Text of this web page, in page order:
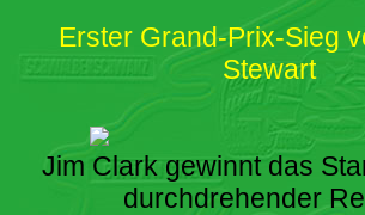
Erster Grand-Prix-Sieg
Stewart
Jim Clark gewinnt das
durchdrehender